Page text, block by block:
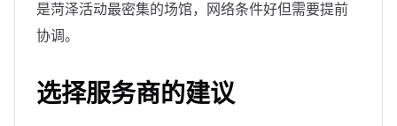
是菏泽活动最密集的场馆，网络条件好但需要提前
协调。
选择服务商的建议